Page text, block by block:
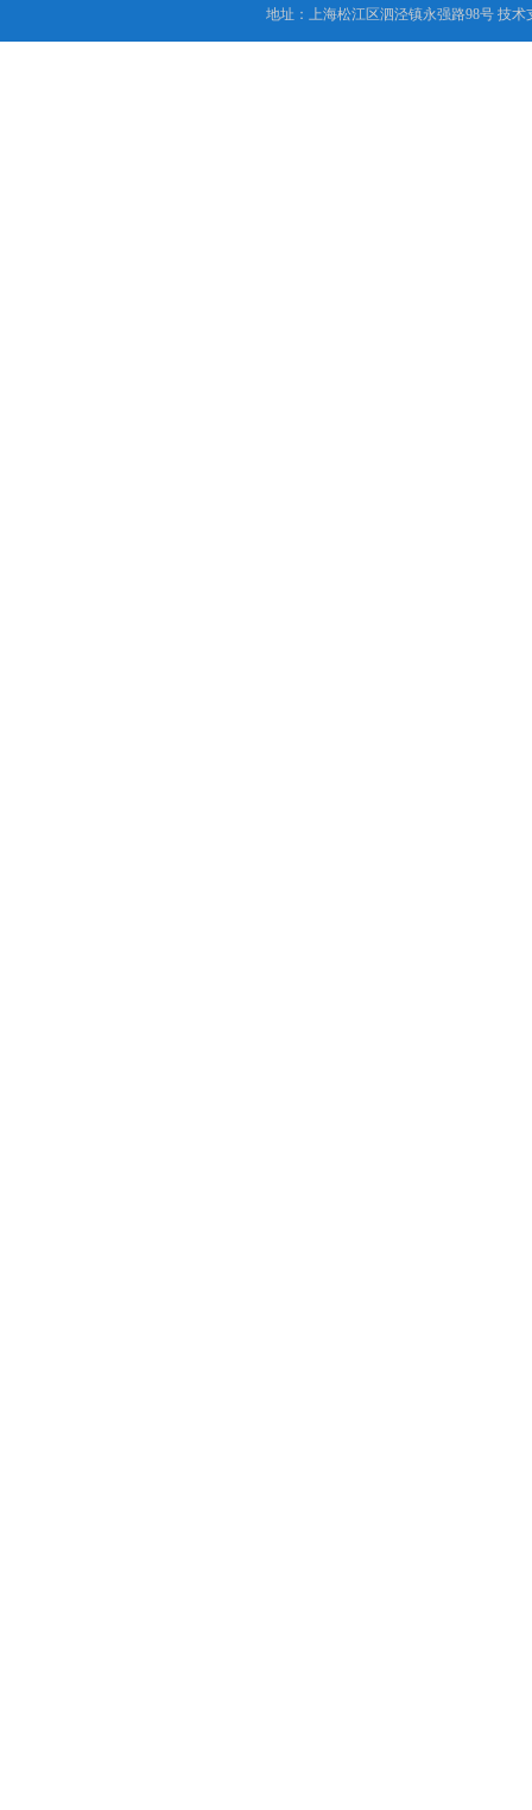
地址：上海松江区泗泾镇永强路98号 技术